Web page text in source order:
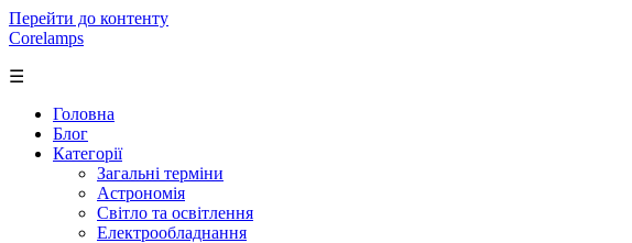
Перейти до контенту
Corelamps
☰
Головна
Блог
Категорії
Загальні терміни
Астрономія
Світло та освітлення
Електрообладнання